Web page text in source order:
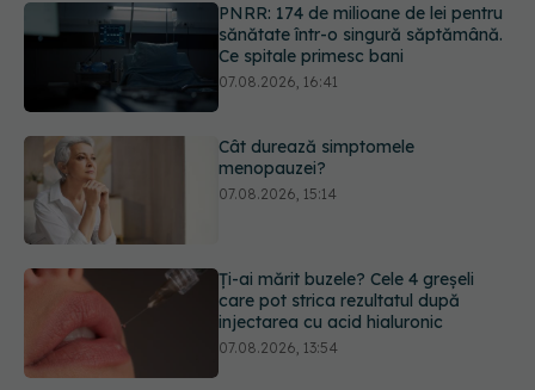
Cât durează simptomele
menopauzei?
07.08.2026, 15:14
Ți-ai mărit buzele? Cele 4 greșeli
care pot strica rezultatul după
injectarea cu acid hialuronic
Alina Pușcău dezvăluie diagnosticul
care i-a schimbat viața: Am cancer
la sân. Am intrat în metastază
07.08.2026, 12:39